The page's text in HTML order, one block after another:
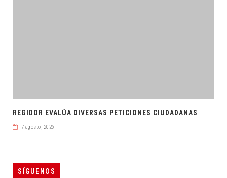
REGIDOR EVALÚA DIVERSAS PETICIONES CIUDADANAS
7 agosto, 2026
SÍGUENOS